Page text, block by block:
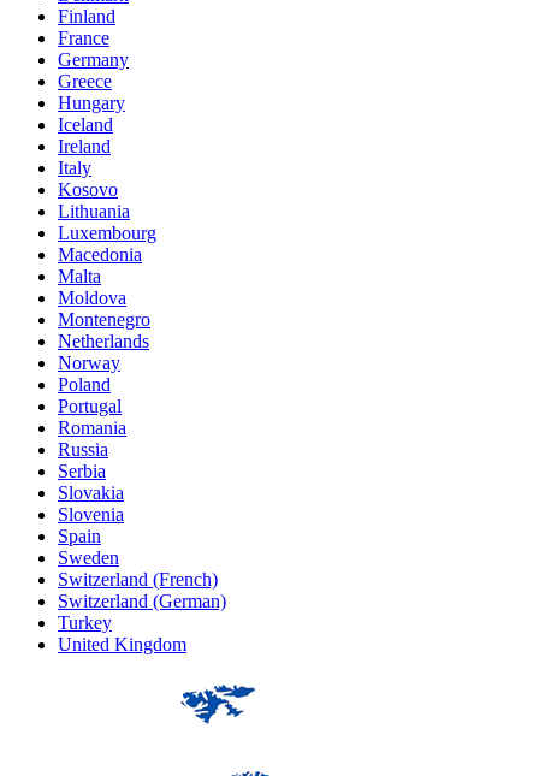
Finland
France
Germany
Greece
Hungary
Iceland
Ireland
Italy
Kosovo
Lithuania
Luxembourg
Macedonia
Malta
Moldova
Montenegro
Netherlands
Norway
Poland
Portugal
Romania
Russia
Serbia
Slovakia
Slovenia
Spain
Sweden
Switzerland (French)
Switzerland (German)
Turkey
United Kingdom